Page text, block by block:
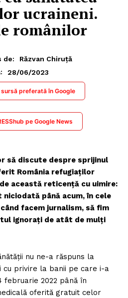
ucraineni.
românilor
de:
Răzvan Chiruță
28/06/2023
preferată în Google
pe Google News
să discute despre sprijinul
România refugiaților
această reticență cu uimire:
până acum, în cele
facem jurnalism, să fim
ignorați de atât de mulți
nu ne-a răspuns la
privire la banii pe care i-a
februarie 2022 până în
oferită gratuit celor